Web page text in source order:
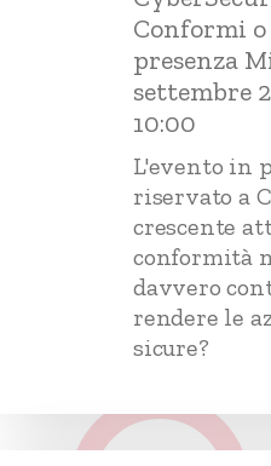
Conformi
presenza
settembre
10:00
L'evento in
riservato a
crescente
conformità
davvero
rendere le
sicure?